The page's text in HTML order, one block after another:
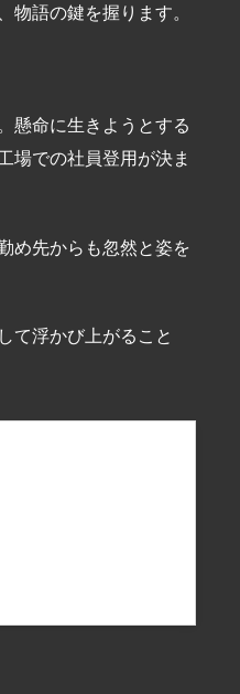
語の鍵を握ります。
懸命に生きようとする
場での社員登用が決ま
め先からも忽然と姿を
て浮かび上がること